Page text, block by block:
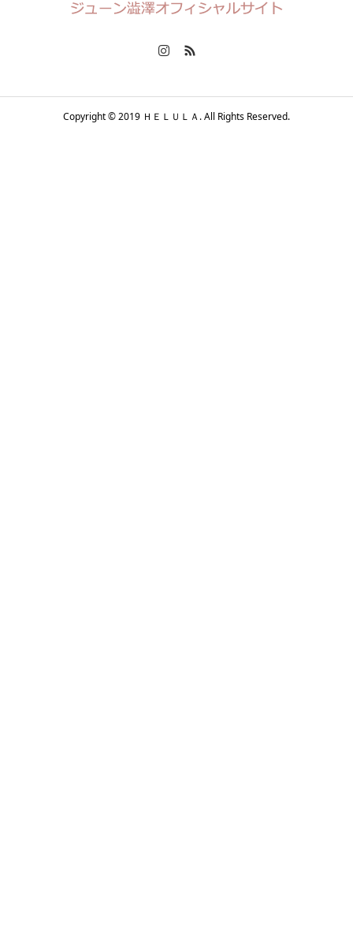
Copyright © 2019 ＨＥＬＵＬＡ. All Rights Reserved.